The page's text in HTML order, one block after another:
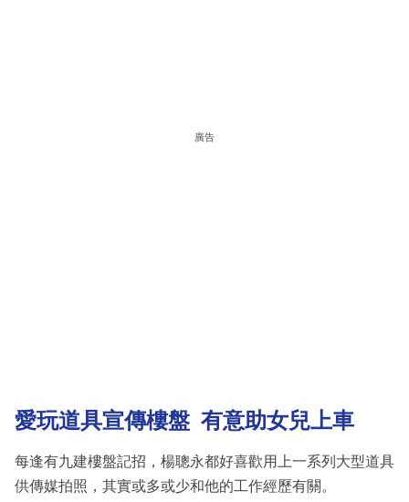
廣告
愛玩道具宣傳樓盤 有意助女兒上車
每逢有九建樓盤記招，楊聰永都好喜歡用上一系列大型道具
供傳媒拍照，其實或多或少和他的工作經歷有關。